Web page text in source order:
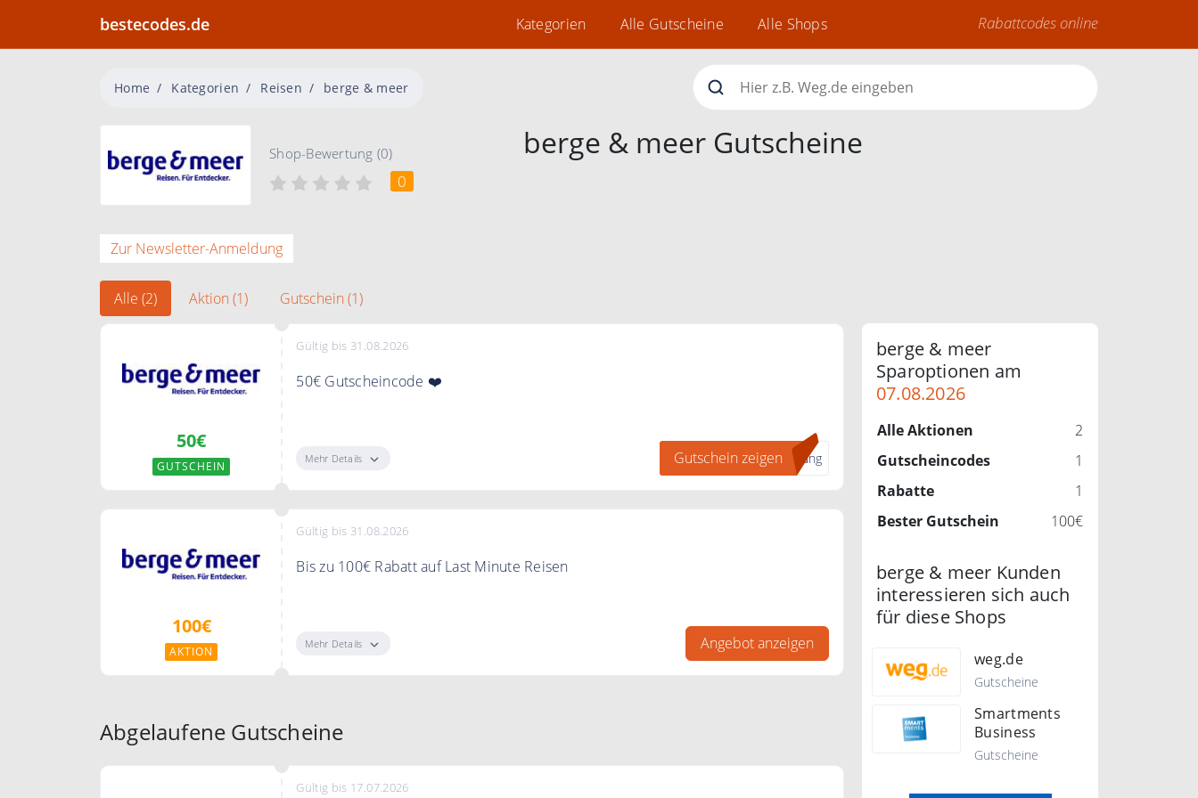
bestecodes.de Kategorien Alle Gutscheine Alle Shops Rabattcodes online
Home Kategorien Reisen berge & meer
Shop-Bewertung (0)
0
berge & meer Gutscheine
Zur Newsletter-Anmeldung
Alle (2) Aktion (1) Gutschein (1)
50€
GUTSCHEIN
Gültig bis 31.08.2026
50€ Gutscheincode ❤️
Mehr Details Gutschein zeigen dung
100€
AKTION
Gültig bis 31.08.2026
Bis zu 100€ Rabatt auf Last Minute Reisen
Mehr Details Angebot anzeigen
Abgelaufene Gutscheine
Gültig bis 17.07.2026
berge & meer
Sparoptionen am
07.08.2026
Alle Aktionen
2
Gutscheincodes
1
Rabatte
1
Bester Gutschein
100€
berge & meer Kunden
interessieren sich auch
für diese Shops
weg.de
Gutscheine
Smartments
Business
Gutscheine